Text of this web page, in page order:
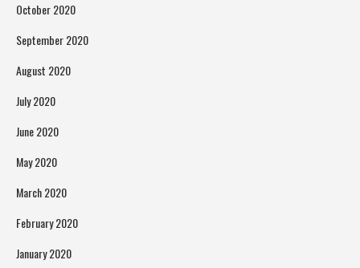
October 2020
September 2020
August 2020
July 2020
June 2020
May 2020
March 2020
February 2020
January 2020